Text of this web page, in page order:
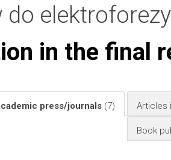
do
in the final
press/journals (7) Articles
Book